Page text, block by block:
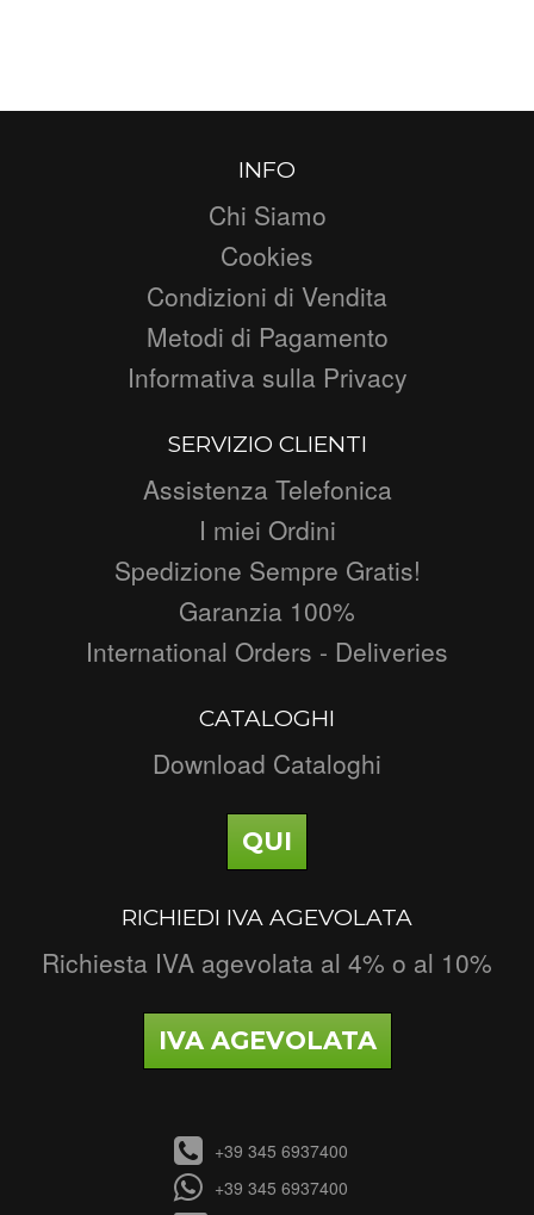
INFO
Chi Siamo
Cookies
Condizioni di Vendita
Metodi di Pagamento
Informativa sulla Privacy
SERVIZIO CLIENTI
Assistenza Telefonica
I miei Ordini
Spedizione Sempre Gratis!
Garanzia 100%
International Orders - Deliveries
CATALOGHI
Download Cataloghi
QUI
RICHIEDI IVA AGEVOLATA
Richiesta IVA agevolata al 4% o al 10%
IVA AGEVOLATA
+39 345 6937400
+39 345 6937400